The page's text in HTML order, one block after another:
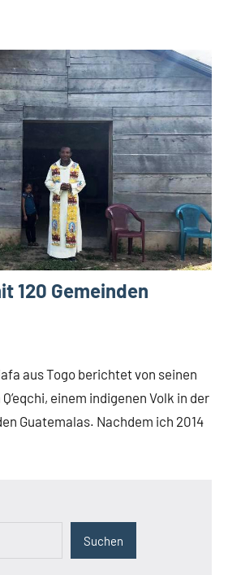
120 Gemeinden
aus Togo berichtet von seinen
einem indigenen Volk in der
Guatemalas. Nachdem ich 2014
Suchen